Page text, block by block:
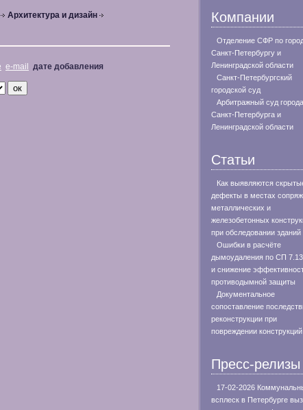
Архитектура и дизайн
e-mail дате добавления
Компании
Отделение СФР по
Санкт-Петербургу и
Ленинградской области
Санкт-Петербургский
городской суд
Арбитражный суд города
Санкт-Петербурга и
Ленинградской области
Статьи
Как выявляются
дефекты в местах
металлических и
железобетонных
при обследовании зданий
Ошибки в расчёте
дымоудаления по СП
и снижение
противодымной защиты
Документальное
сопоставление
реконструкции при
повреждении конструкций
Пресс-релизы
17-02-2026
всплеск в Петербурге